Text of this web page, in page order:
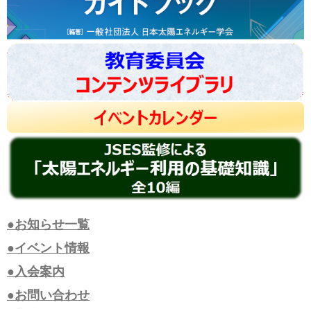
●お知らせ一覧
●イベント情報
●入会案内
●お問い合わせ